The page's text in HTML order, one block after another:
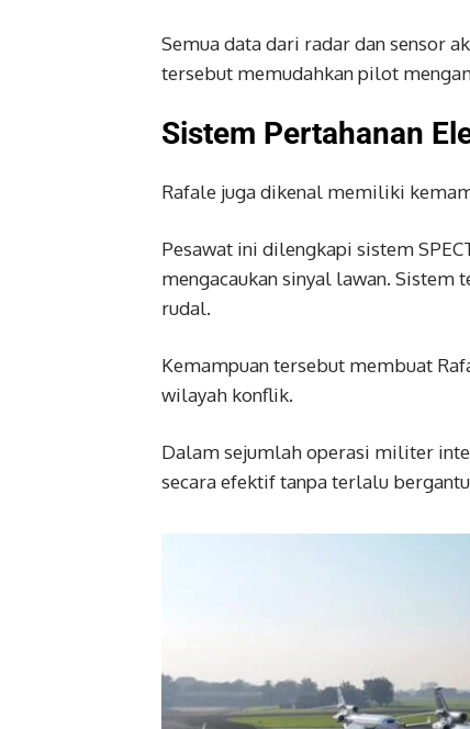
Semua data dari radar dan sensor
tersebut memudahkan pilot
Sistem Pertahanan
Rafale juga dikenal memiliki
Pesawat ini dilengkapi sistem
mengacaukan sinyal lawan. Sistem
rudal.
Kemampuan tersebut membuat
wilayah konflik.
Dalam sejumlah operasi militer
secara efektif tanpa terlalu